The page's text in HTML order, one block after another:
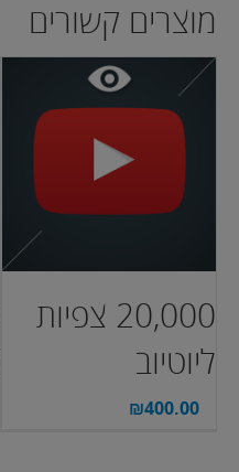
מוצרים קשורים
20,000 צפיות
ליוטיוב
₪400.00